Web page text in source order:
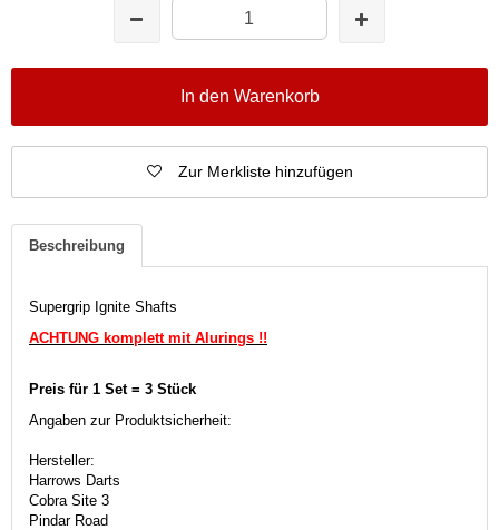
In den Warenkorb
Zur Merkliste hinzufügen
Beschreibung
Supergrip Ignite Shafts
ACHTUNG komplett mit Alurings !!
Preis für 1 Set = 3 Stück
Angaben zur Produktsicherheit:
Hersteller:
Harrows Darts
Cobra Site 3
Pindar Road